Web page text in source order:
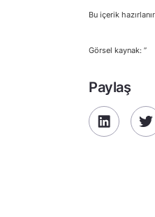
Bu içerik
Görsel kaynak: ”
Paylaş